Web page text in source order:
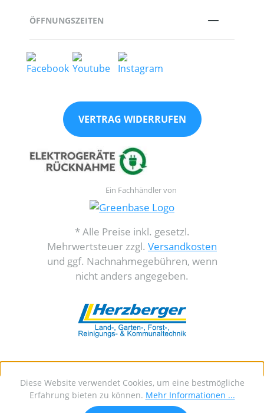
ÖFFNUNGSZEITEN
VERTRAG WIDERRUFEN
Ein Fachhändler von
* Alle Preise inkl. gesetzl.
Mehrwertsteuer zzgl. Versandkosten
und ggf. Nachnahmegebühren, wenn
nicht anders angegeben.
Diese Website verwendet Cookies, um eine bestmögliche
Erfahrung bieten zu können. Mehr Informationen ...